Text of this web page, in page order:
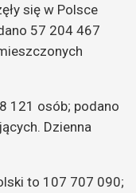
się w Polsce
57 204 467
121 osób; podano
Dzienna
to 107 707 090;